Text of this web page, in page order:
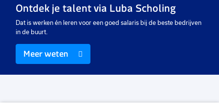
€ 15,00- € 18,00 p.u. € 4100 -€ 4500 p.m.
Ontdek je talent via Luba Scholing
Dat is werken én leren voor een goed salaris bij de beste bedrijven
in de buurt.
Meer weten